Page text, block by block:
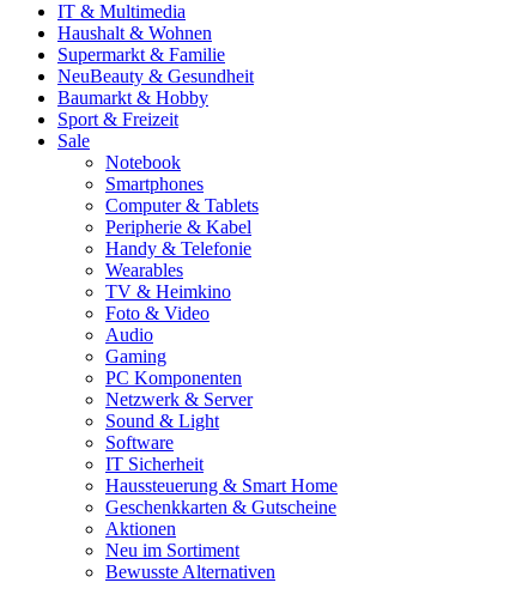
IT & Multimedia
Haushalt & Wohnen
Supermarkt & Familie
NeuBeauty & Gesundheit
Baumarkt & Hobby
Sport & Freizeit
Sale
Notebook
Smartphones
Computer & Tablets
Peripherie & Kabel
Handy & Telefonie
Wearables
TV & Heimkino
Foto & Video
Audio
Gaming
PC Komponenten
Netzwerk & Server
Sound & Light
Software
IT Sicherheit
Haussteuerung & Smart Home
Geschenkkarten & Gutscheine
Aktionen
Neu im Sortiment
Bewusste Alternativen